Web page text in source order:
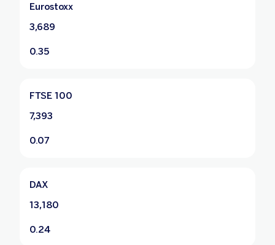
Eurostoxx
3,689
0.35
FTSE 100
7,393
0.07
DAX
13,180
0.24